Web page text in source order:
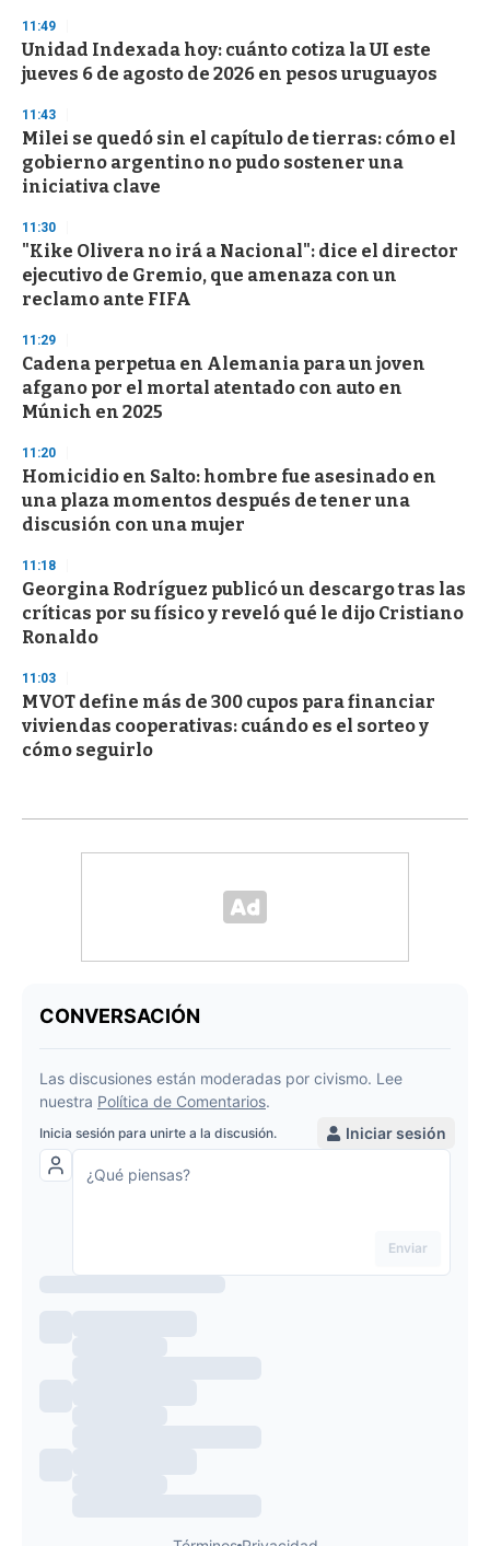
s
e
c
o
d
s
11:49
Unidad Indexada hoy: cuánto cotiza la UI este
jueves 6 de agosto de 2026 en pesos uruguayos
11:43
Milei se quedó sin el capítulo de tierras: cómo el
gobierno argentino no pudo sostener una
iniciativa clave
11:30
"Kike Olivera no irá a Nacional": dice el director
ejecutivo de Gremio, que amenaza con un
reclamo ante FIFA
11:29
Cadena perpetua en Alemania para un joven
afgano por el mortal atentado con auto en
Múnich en 2025
11:20
Homicidio en Salto: hombre fue asesinado en
una plaza momentos después de tener una
discusión con una mujer
11:18
Georgina Rodríguez publicó un descargo tras las
críticas por su físico y reveló qué le dijo Cristiano
Ronaldo
11:03
MVOT define más de 300 cupos para financiar
viviendas cooperativas: cuándo es el sorteo y
cómo seguirlo